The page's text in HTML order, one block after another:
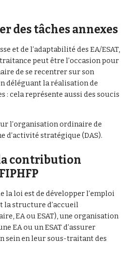
des tâches annexes
peut être l’occasion pour
de se recentrer sur son
déléguant la réalisation de
: cela représente aussi des soucis
d’activité stratégique (DAS).
contribution
la structure d’accueil
EA ou ESAT), une organisation
EA ou un ESAT d’assurer
sein en leur sous-traitant des